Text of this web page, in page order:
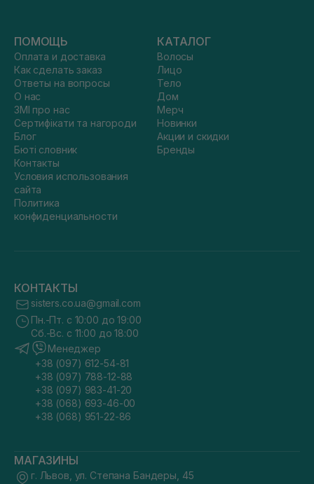
ПОМОЩЬ
Оплата и доставка
Как сделать заказ
Ответы на вопросы
О нас
ЗМІ про нас
Сертифікати та нагороди
Блог
Бюті словник
Контакты
Условия использования
сайта
Политика
конфиденциальности
КАТАЛОГ
Волосы
Лицо
Тело
Дом
Мерч
Новинки
Акции и скидки
Бренды
КОНТАКТЫ
sisters.co.ua@gmail.com
Пн.-Пт. с 10:00 до 19:00
Сб.-Вс. с 11:00 до 18:00
Менеджер
+38 (097) 612-54-81
+38 (097) 788-12-88
+38 (097) 983-41-20
+38 (068) 693-46-00
+38 (068) 951-22-86
МАГАЗИНЫ
г. Львов, ул. Степана Бандеры, 45